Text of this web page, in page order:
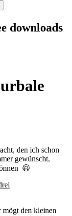
downloads
den ich schon
gewünscht,
😆
mögt den kleinen